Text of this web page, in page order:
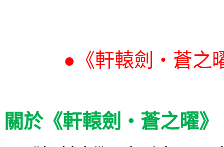
● 《軒轅劍‧蒼之
關於《軒轅劍‧蒼之曜》